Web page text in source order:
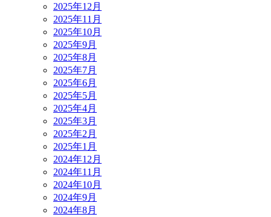
2025年12月
2025年11月
2025年10月
2025年9月
2025年8月
2025年7月
2025年6月
2025年5月
2025年4月
2025年3月
2025年2月
2025年1月
2024年12月
2024年11月
2024年10月
2024年9月
2024年8月